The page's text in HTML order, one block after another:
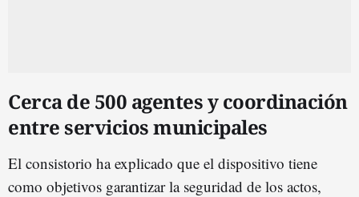
Cerca de 500 agentes y coordinación
entre servicios municipales
El consistorio ha explicado que el dispositivo tiene
como objetivos garantizar la seguridad de los actos,